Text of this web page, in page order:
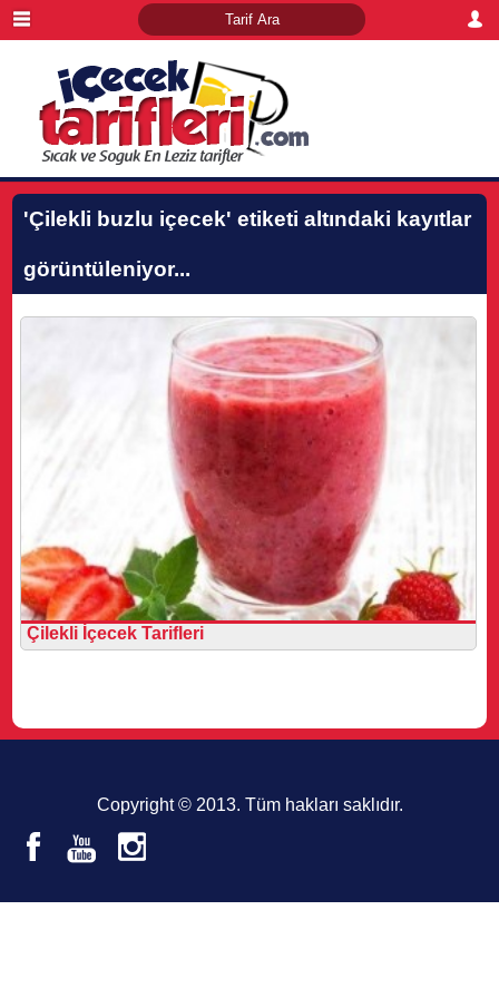
'Çilekli buzlu içecek' etiketi altındaki kayıtlar
görüntüleniyor...
Çilekli İçecek Tarifleri
Copyright © 2013. Tüm hakları saklıdır.